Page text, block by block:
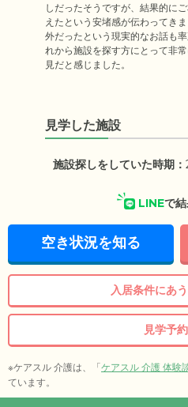
しだったそうですが、結果的に
えたという安堵感が伝わってき
外だったという現実的なお話も
れから施設を探す方にとって非
見だと感じました。
見学した施設
施設探しをしていた時期：
LINEで
空き状況を知る
入居条件にあ
見学予
※ケアスル 介護は、「ケアスル 介護 体験
ています。